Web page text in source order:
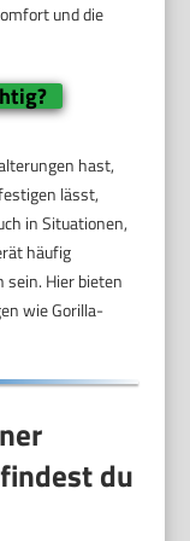
und die
hast,
lässt,
in Situationen,
häufig
Hier bieten
wie Gorilla-
du